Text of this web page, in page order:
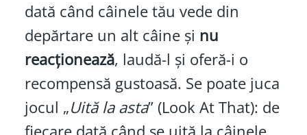
dată când câinele tău vede din
depărtare un alt câine și nu
reacționează, laudă-l și oferă-i o
recompensă gustoasă. Se poate juca
jocul „Uită la asta” (Look At That): de